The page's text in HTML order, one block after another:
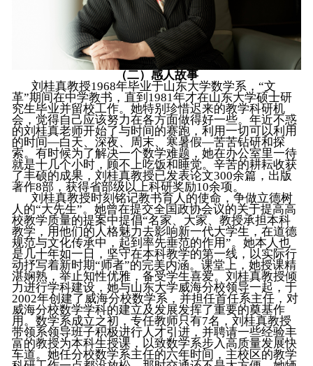
（二）感人故事
刘桂真教授1968年毕业于山东大学数学系，“文
革”期间在中学教书，直到1981年才在山东大学硕士研
究生毕业并留校工作。她特别珍惜迟来的教学科研机
会，觉得自己应该努力在各方面做得好一些。年近不惑
的刘桂真老师开始了与时间的赛跑，利用一切可以利用
的时间—白天、深夜、周末、寒暑假—苦苦钻研和探
索。有时候为了解决一个数学难题，她在办公室里一待
就是十几个小时，顾不上吃饭和睡觉。辛苦的耕耘收获
了丰硕的成果，刘桂真教授已发表论文300余篇，出版
著作8部，获得省部级以上科研奖励10余项。
刘桂真教授时刻铭记教书育人的使命，争做立德树
人的“大先生”。她曾在提交全国政协会议的关于提高高
校教学质量的提案中提倡“名家、大家、教授承担本科
教学，用他们的人格魅力去影响新一代大学生，在道德
规范与文化传承中，起到率先垂范的作用”。她本人也
是几十年如一日，坚守在本科教学的第一线，以实际行
动抒写着新时期“师者”的完美内涵。课堂上，她授课精
湛娴熟，举止知性优雅，备受学生喜爱。刘桂真教授倾
力进行学科建设，她与山东大学威海分校领导一起，于
2002年创建了威海分校数学系，并担任首任系主任，对
威海分校数学学科的建立及发展发挥了重要的奠基作
用。数学系成立之初，专任教师只有7名，刘桂真教授
带领系领导班子积极进行人才引进，并聘请一些经验丰
富的教授为本科生授课，以致数学系步入高质量发展快
车道。她任分校数学系主任的六年时间，主校区的教学